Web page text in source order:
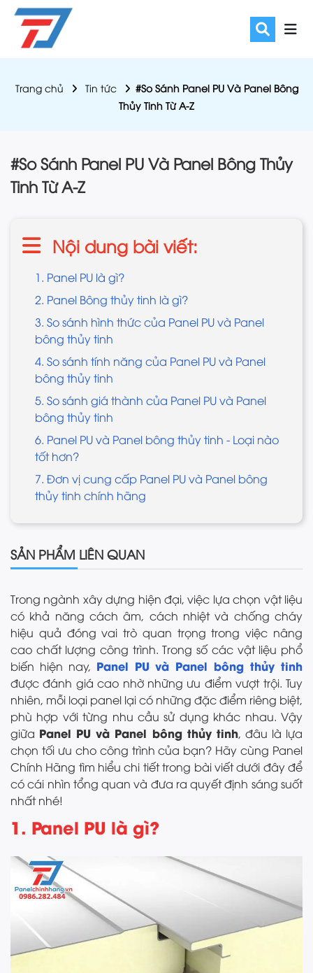
Trang chủ Tin tức
#So Sánh Panel PU Và Panel Bông
Thủy Tinh Từ A-Z
#So Sánh Panel PU Và Panel Bông Thủy
Tinh Từ A-Z
Nội dung bài viết:
1. Panel PU là gì?
2. Panel Bông thủy tinh là gì?
3. So sánh hình thức của Panel PU và Panel
bông thủy tinh
4. So sánh tính năng của Panel PU và Panel
bông thủy tinh
5. So sánh giá thành của Panel PU và Panel
bông thủy tinh
6. Panel PU và Panel bông thủy tinh - Loại nào
tốt hơn?
7. Đơn vị cung cấp Panel PU và Panel bông
thủy tinh chính hãng
SẢN PHẨM LIÊN QUAN
Trong ngành xây dựng hiện đại, việc lựa chọn vật liệu
có khả năng cách âm, cách nhiệt và chống cháy
hiệu quả đóng vai trò quan trọng trong việc nâng
cao chất lượng công trình. Trong số các vật liệu phổ
biến hiện nay, Panel PU và Panel bông thủy tinh
được đánh giá cao nhờ những ưu điểm vượt trội. Tuy
nhiên, mỗi loại panel lại có những đặc điểm riêng biệt,
phù hợp với từng nhu cầu sử dụng khác nhau. Vậy
giữa Panel PU và Panel bông thủy tinh, đâu là lựa
chọn tối ưu cho công trình của bạn? Hãy cùng Panel
Chính Hãng tìm hiểu chi tiết trong bài viết dưới đây để
có cái nhìn tổng quan và đưa ra quyết định sáng suốt
nhất nhé!
1. Panel PU là gì?